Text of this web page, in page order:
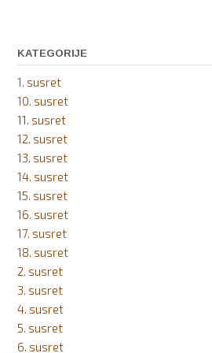
KATEGORIJE
1. susret
10. susret
11. susret
12. susret
13. susret
14. susret
15. susret
16. susret
17. susret
18. susret
2. susret
3. susret
4. susret
5. susret
6. susret